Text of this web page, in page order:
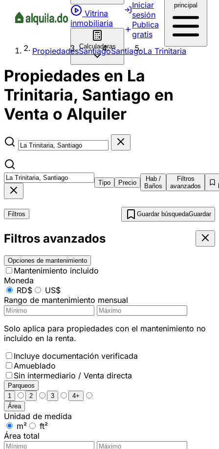
Vitrina
inmobiliaria
Calculadoras
Iniciar
sesión
Publica
gratis
principal
PropiedadesSantiagoSantiagoLa Trinitaria
Propiedades en La
Trinitaria, Santiago en
Venta o Alquiler
Tipo Precio
Hab /
Baños
Filtros
avanzados
Filtros Guardar búsquedaGuardar
Filtros avanzados
Opciones de mantenimiento
Mantenimiento incluido
Moneda
RD$
US$
Rango de mantenimiento mensual
Solo aplica para propiedades con el mantenimiento no
incluido en la renta.
Incluye documentación verificada
Amueblado
Sin intermediario / Venta directa
Parqueos
1
2 3
4+
Área
Unidad de medida
m²
ft²
Área total